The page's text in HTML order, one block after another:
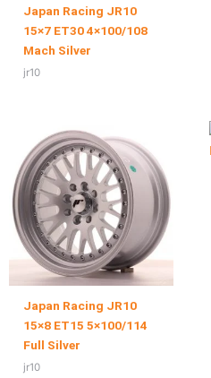
Japan Racing JR10
15×7 ET30 4×100/108
Mach Silver
jr10
Japan Racing JR10
15×8 ET15 5×100/114
Full Silver
jr10